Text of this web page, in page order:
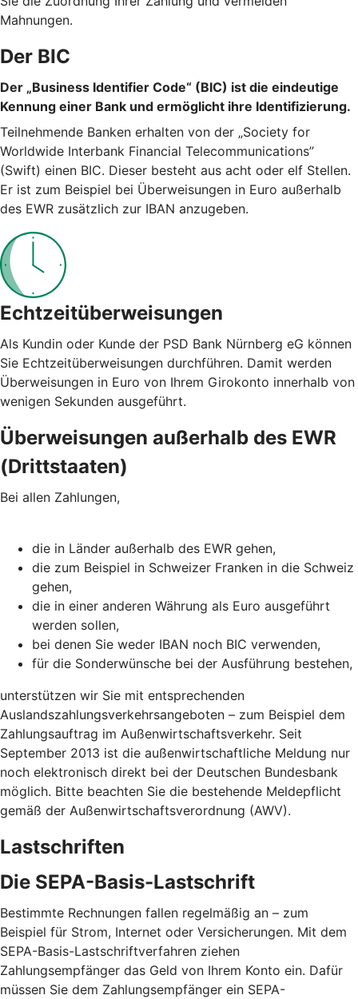
Mahnungen.
Der BIC
Der „Business Identifier Code“ (BIC) ist die eindeutige
Kennung einer Bank und ermöglicht ihre Identifizierung.
Teilnehmende Banken erhalten von der „Society for
Worldwide Interbank Financial Telecommunications”
(Swift) einen BIC. Dieser besteht aus acht oder elf Stellen.
Er ist zum Beispiel bei Überweisungen in Euro außerhalb
des EWR zusätzlich zur IBAN anzugeben.
Echtzeitüberweisungen
Als Kundin oder Kunde der PSD Bank Nürnberg eG können
Sie Echtzeitüberweisungen durchführen. Damit werden
Überweisungen in Euro von Ihrem Girokonto innerhalb von
wenigen Sekunden ausgeführt.
Überweisungen außerhalb des EWR
(Drittstaaten)
Bei allen Zahlungen,
die in Länder außerhalb des EWR gehen,
die zum Beispiel in Schweizer Franken in die Schweiz
gehen,
die in einer anderen Währung als Euro ausgeführt
werden sollen,
bei denen Sie weder IBAN noch BIC verwenden,
für die Sonderwünsche bei der Ausführung bestehen,
unterstützen wir Sie mit entsprechenden
Auslandszahlungsverkehrsangeboten – zum Beispiel dem
Zahlungsauftrag im Außenwirtschaftsverkehr. Seit
September 2013 ist die außenwirtschaftliche Meldung nur
noch elektronisch direkt bei der Deutschen Bundesbank
möglich. Bitte beachten Sie die bestehende Meldepflicht
gemäß der Außenwirtschaftsverordnung (AWV).
Lastschriften
Die SEPA-Basis-Lastschrift
Bestimmte Rechnungen fallen regelmäßig an – zum
Beispiel für Strom, Internet oder Versicherungen. Mit dem
SEPA-Basis-Lastschriftverfahren ziehen
Zahlungsempfänger das Geld von Ihrem Konto ein. Dafür
müssen Sie dem Zahlungsempfänger ein SEPA-